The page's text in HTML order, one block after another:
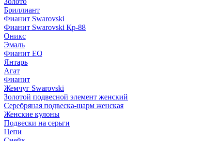
Бриллиант
Фианит Swarovski
Фианит Swarovski Кр-88
Оникс
Эмаль
Фианит EQ
Янтарь
Агат
Фианит
Жемчуг Swarovski
Золотой подвесной элемент женcкий
Серебряная подвеска-шарм женская
Женские кулоны
Подвески на серьги
Цепи